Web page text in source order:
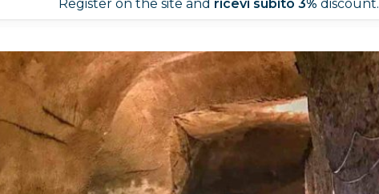
Register on the site and ricevi subito 3% discount.